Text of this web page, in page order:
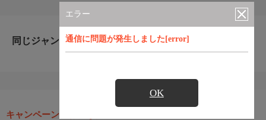
エラー
通信に問題が発生しました[error]
OK
同じジャンルのおすすめ番組
キャンペーン・お得な情報